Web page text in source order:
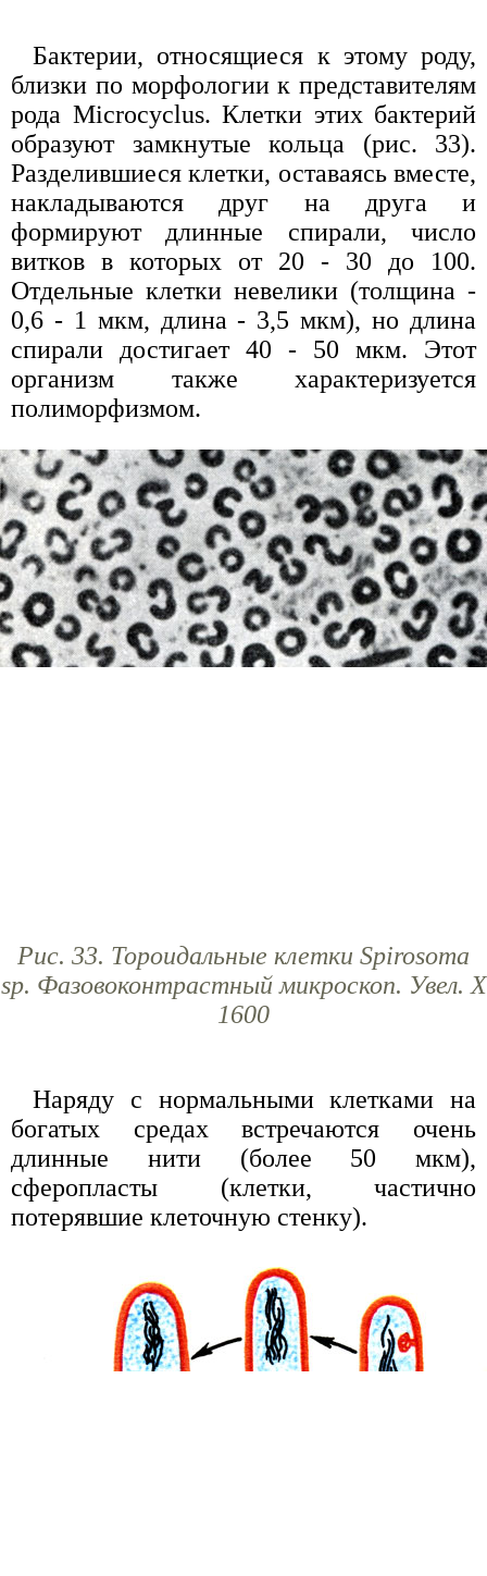
Бактерии, относящиеся к этому роду,
близки по морфологии к представителям
рода Microcyclus. Клетки этих бактерий
образуют замкнутые кольца (рис. 33).
Разделившиеся клетки, оставаясь вместе,
накладываются друг на друга и
формируют длинные спирали, число
витков в которых от 20 - 30 до 100.
Отдельные клетки невелики (толщина -
0,6 - 1 мкм, длина - 3,5 мкм), но длина
спирали достигает 40 - 50 мкм. Этот
организм также характеризуется
полиморфизмом.
Рис. 33. Тороидальные клетки Spirosoma
sp. Фазовоконтрастный микроскоп. Увел. X
1600
Наряду с нормальными клетками на
богатых средах встречаются очень
длинные нити (более 50 мкм),
сферопласты (клетки, частично
потерявшие клеточную стенку).